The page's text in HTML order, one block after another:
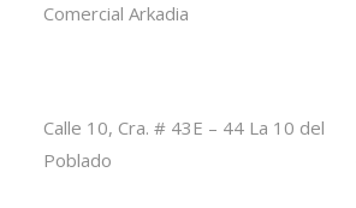
Comercial Arkadia
Calle 10, Cra. # 43E – 44 La 10 del
Poblado